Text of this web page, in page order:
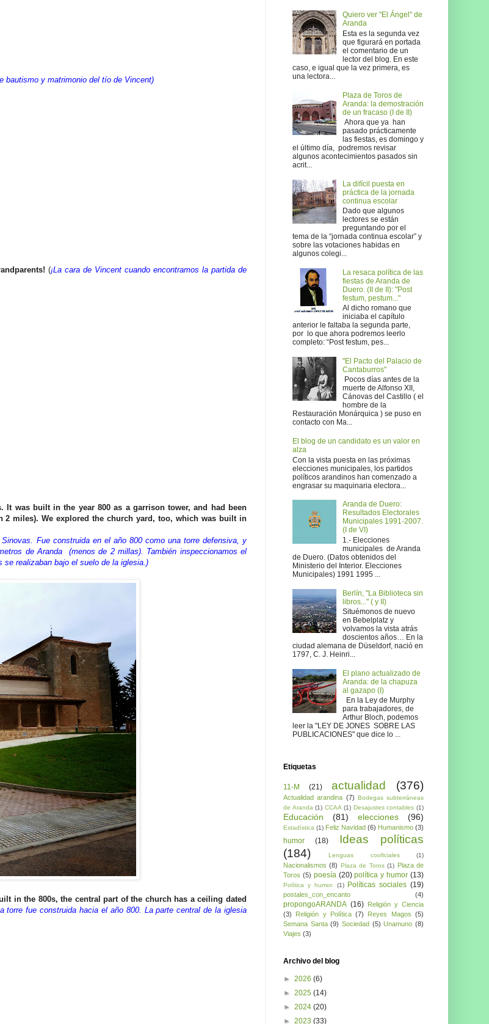
bautismo y matrimonio del tío de Vincent)
(¡La cara de Vincent cuando encontramos la partida de
was built in the year 800 as a garrison tower, and had been
miles). We explored the church yard, too, which was built in
Fue construida en el año 800 como una torre defensiva, y
de Aranda (menos de 2 millas). También inspeccionamos el
se realizaban bajo el suelo de la iglesia.)
in the 800s, the central part of the church has a ceiling dated
fue construida hacia el año 800. La parte central de la iglesia
Quiero ver "El Ángel" de
Aranda
Esta es la segunda vez
que figurará en portada
el comentario de un
lector del blog. En este
caso, e igual que la vez primera, es
una lectora...
Plaza de Toros de
Aranda: la demostración
de un fracaso (I de II)
Ahora que ya han
pasado prácticamente
las fiestas, es domingo y
el último día, podremos revisar
algunos acontecimientos pasados sin
acrit...
La difícil puesta en
práctica de la jornada
continua escolar
Dado que algunos
lectores se están
preguntando por el
tema de la “jornada continua escolar” y
sobre las votaciones habidas en
algunos colegi...
La resaca política de las
fiestas de Aranda de
Duero. (II de II): "Post
festum, pestum..."
Al dicho romano que
iniciaba el capítulo
anterior le faltaba la segunda parte,
por lo que ahora podremos leerlo
completo: “Post festum, pes...
"El Pacto del Palacio de
Cantaburros"
Pocos días antes de la
muerte de Alfonso XII,
Cánovas del Castillo ( el
hombre de la
Restauración Monárquica ) se puso en
contacto con Ma...
El blog de un candidato es un valor en
alza
Con la vista puesta en las próximas
elecciones municipales, los partidos
políticos arandinos han comenzado a
engrasar su maquinaria electora...
Aranda de Duero:
Resultados Electorales
Municipales 1991-2007.
(I de VI)
1.- Elecciones
municipales de Aranda
de Duero. (Datos obtenidos del
Ministerio del Interior. Elecciones
Municipales) 1991 1995 ...
Berlín, "La Biblioteca sin
libros..." ( y II)
Situémonos de nuevo
en Bebelplatz y
volvamos la vista atrás
doscientos años… En la
ciudad alemana de Düseldorf, nació en
1797, C. J. Heinri...
El plano actualizado de
Aranda: de la chapuza
al gazapo (I)
En la Ley de Murphy
para trabajadores, de
Arthur Bloch, podemos
leer la "LEY DE JONES SOBRE LAS
PUBLICACIONES" que dice lo ...
Etiquetas
11-M (21) actualidad (376)
Actualidad arandina (7) Bodegas subterráneas
de Aranda (1) CCAA (1) Desajustes contables (1)
Educación (81) elecciones (96)
Estadística (1) Feliz Navidad (6) Humanismo (3)
humor (18)
Ideas políticas
(184)
Lenguas cooficiales (1)
Nacionalismos (8) Plaza de Toros (1) Plaza de
Toros (5) poesía (20) política y humor (13)
Política y humor. (1) Políticas sociales (19)
postales_con_encanto (4)
propongoARANDA (16) Religión y Ciencia
(3)
Religión y Política (7) Reyes Magos (5)
Semana Santa (9) Sociedad (5) Unamuno (8)
Viajes (3)
Archivo del blog
► 2026 (6)
► 2025 (14)
► 2024 (20)
► 2023 (33)